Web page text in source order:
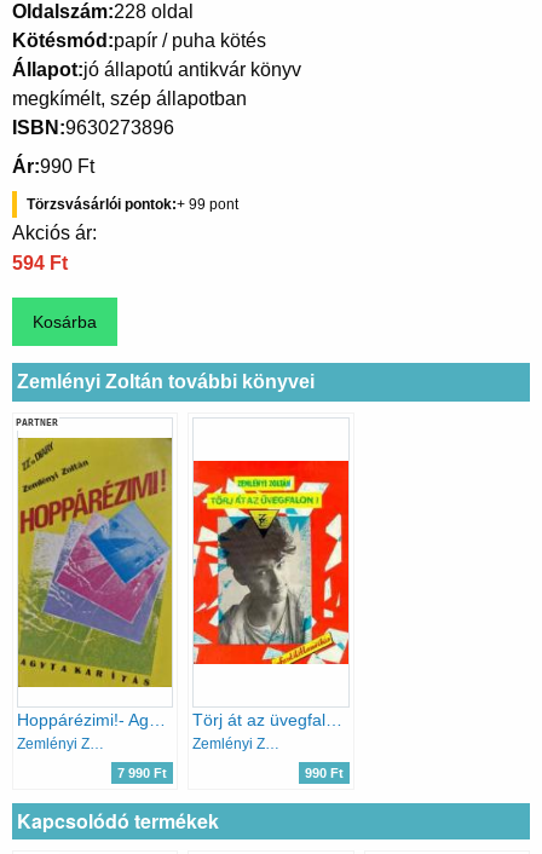
Oldalszám 228 oldal
Kötésmód papír / puha kötés
Állapot jó állapotú antikvár könyv
megkímélt, szép állapotban
ISBN 9630273896
Ár 990 Ft
Törzsvásárlói pontok 99
Akciós ár:
594 Ft
Zemlényi Zoltán további könyvei
PARTNER
Hoppárézimi!- Agytakarítás
Zemlényi Zoltán
7 990 Ft
Törj át az üvegfalon!
Zemlényi Zoltán
990 Ft
Kapcsolódó termékek